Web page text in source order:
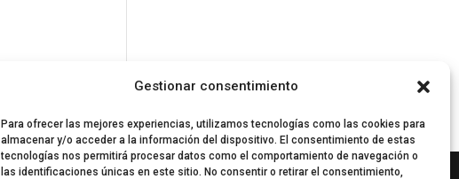
Gestionar consentimiento
Para ofrecer las mejores experiencias, utilizamos tecnologías como las cookies para
almacenar y/o acceder a la información del dispositivo. El consentimiento de estas
tecnologías nos permitirá procesar datos como el comportamiento de navegación o
las identificaciones únicas en este sitio. No consentir o retirar el consentimiento,